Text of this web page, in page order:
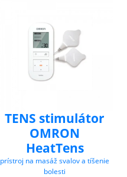
TENS stimulátor
OMRON
HeatTens
prístroj na masáž svalov a tíšenie
bolesti